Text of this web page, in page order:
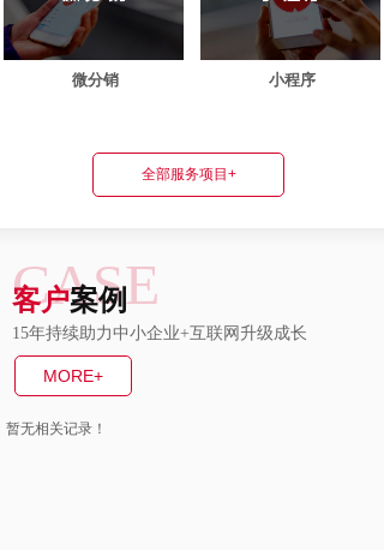
全部服务项目+
微分销 小程序
客户案例
MORE+
CASE
15年持续助力中小企业+互联网升级成长
暂无相关记录！